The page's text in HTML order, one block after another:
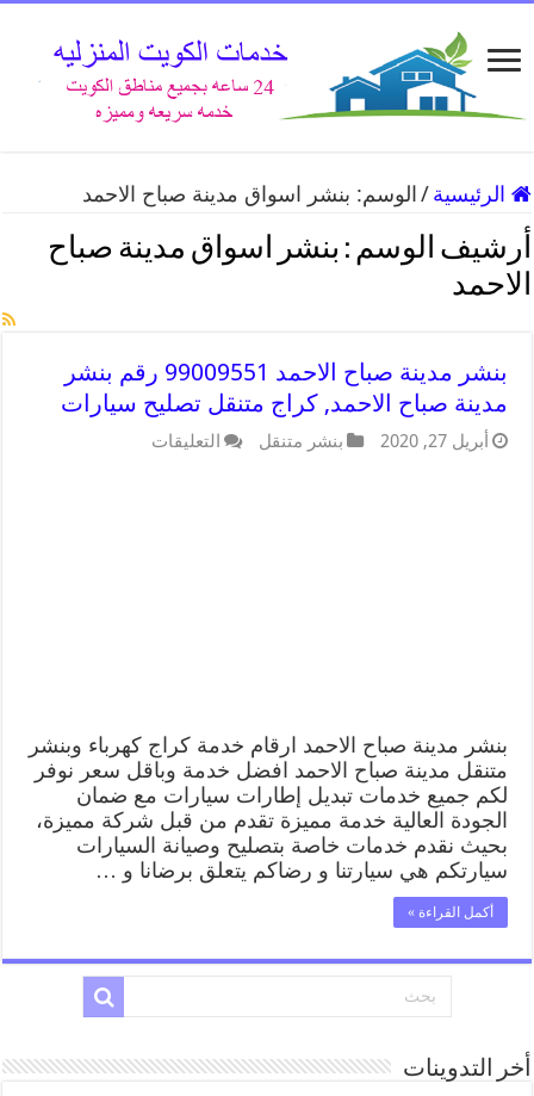
الرئيسية / الوسم: بنشر اسواق مدينة صباح الاحمد
أرشيف الوسم : بنشر اسواق مدينة صباح
الاحمد
بنشر مدينة صباح الاحمد 99009551 رقم بنشر
مدينة صباح الاحمد, كراج متنقل تصليح سيارات
أبريل 27, 2020 بنشر متنقل التعليقات
بنشر مدينة صباح الاحمد ارقام خدمة كراج كهرباء وبنشر
متنقل مدينة صباح الاحمد افضل خدمة وباقل سعر نوفر
لكم جميع خدمات تبديل إطارات سيارات مع ضمان
الجودة العالية خدمة مميزة تقدم من قبل شركة مميزة،
بحيث نقدم خدمات خاصة بتصليح وصيانة السيارات
سيارتكم هي سيارتنا و رضاكم يتعلق برضانا و …
أكمل القراءة »
أخر التدوينات